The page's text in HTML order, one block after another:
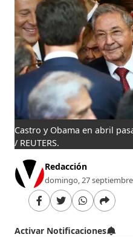
Castro y Obama en abril
/ REUTERS.
Redacción
domingo, 27 septiembre
Activar Notificaciones